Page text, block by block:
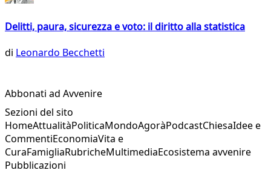
Delitti, paura, sicurezza e voto: il diritto alla statistica
di Leonardo Becchetti
Abbonati ad Avvenire
Sezioni del sito
HomeAttualitàPoliticaMondoAgoràPodcastChiesaIdee e
CommentiEconomiaVita e
CuraFamigliaRubricheMultimediaEcosistema avvenire
Pubblicazioni